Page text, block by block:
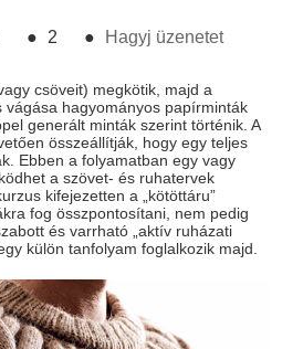
● 2 ● Hagyj üzenetet
csöveit) megkötik, majd a
vágása hagyományos papírminták
generált minták szerint történik. A
összeállítják, hogy egy teljes
Ebben a folyamatban egy vagy
a szövet- és ruhatervek
kifejezetten a „kötöttáru”
fog összpontosítani, nem pedig
és varrható „aktív ruházati
külön tanfolyam foglalkozik majd.